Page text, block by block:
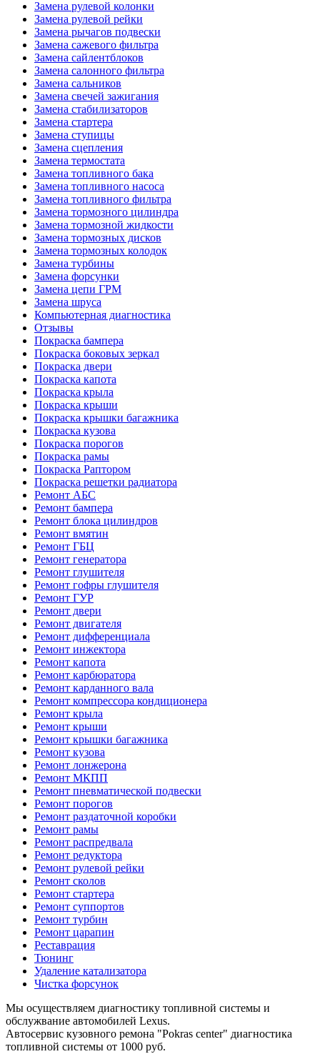
Замена рулевой колонки
Замена рулевой рейки
Замена рычагов подвески
Замена сажевого фильтра
Замена сайлентблоков
Замена салонного фильтра
Замена сальников
Замена свечей зажигания
Замена стабилизаторов
Замена стартера
Замена ступицы
Замена сцепления
Замена термостата
Замена топливного бака
Замена топливного насоса
Замена топливного фильтра
Замена тормозного цилиндра
Замена тормозной жидкости
Замена тормозных дисков
Замена тормозных колодок
Замена турбины
Замена форсунки
Замена цепи ГРМ
Замена шруса
Компьютерная диагностика
Отзывы
Покраска бампера
Покраска боковых зеркал
Покраска двери
Покраска капота
Покраска крыла
Покраска крыши
Покраска крышки багажника
Покраска кузова
Покраска порогов
Покраска рамы
Покраска Раптором
Покраска решетки радиатора
Ремонт АБС
Ремонт бампера
Ремонт блока цилиндров
Ремонт вмятин
Ремонт ГБЦ
Ремонт генератора
Ремонт глушителя
Ремонт гофры глушителя
Ремонт ГУР
Ремонт двери
Ремонт двигателя
Ремонт дифференциала
Ремонт инжектора
Ремонт капота
Ремонт карбюратора
Ремонт карданного вала
Ремонт компрессора кондиционера
Ремонт крыла
Ремонт крыши
Ремонт крышки багажника
Ремонт кузова
Ремонт лонжерона
Ремонт МКПП
Ремонт пневматической подвески
Ремонт порогов
Ремонт раздаточной коробки
Ремонт рамы
Ремонт распредвала
Ремонт редуктора
Ремонт рулевой рейки
Ремонт сколов
Ремонт стартера
Ремонт суппортов
Ремонт турбин
Ремонт царапин
Реставрация
Тюнинг
Удаление катализатора
Чистка форсунок
Мы осуществляем диагностику топливной системы и
обслужвание автомобилей Lexus.
Автосервис кузовного ремона "Pokras center" диагностика
топливной системы от 1000 руб.